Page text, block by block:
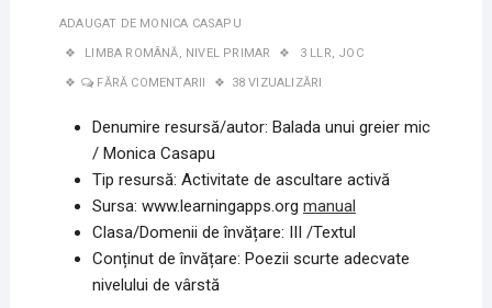
ADAUGAT DE MONICA CASAPU
LIMBA ROMÂNĂ, NIVEL PRIMAR 3 LLR, JOC
FĂRĂ COMENTARII 38 VIZUALIZĂRI
Denumire resursă/autor: Balada unui greier mic
/ Monica Casapu
Tip resursă: Activitate de ascultare activă
Sursa: www.learningapps.org manual
Clasa/Domenii de învățare: III /Textul
Conținut de învățare: Poezii scurte adecvate
nivelului de vârstă